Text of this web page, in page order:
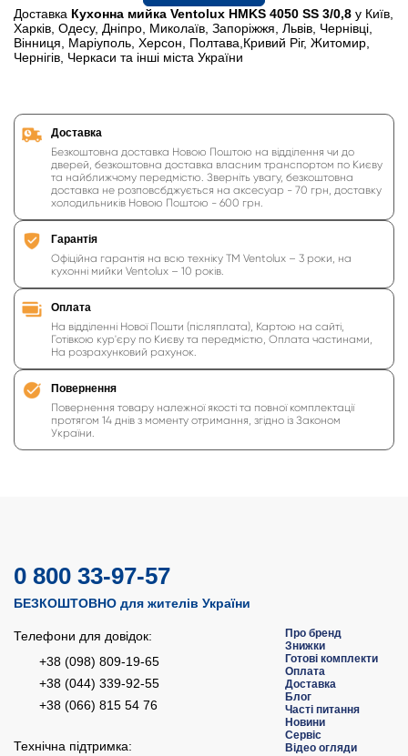
Доставка Кухонна мийка Ventolux HMKS 4050 SS 3/0,8 у Київ,
Харків, Одесу, Дніпро, Миколаїв, Запоріжжя, Львів, Чернівці,
Вінниця, Маріуполь, Херсон, Полтава,Кривий Ріг, Житомир,
Чернігів, Черкаси та інші міста України
Доставка
Безкоштовна доставка Новою Поштою на відділення чи до
дверей, безкоштовна доставка власним транспортом по Києву
та найближчому передмістю. Зверніть увагу, безкоштовна
доставка не розповсбджується на аксесуар - 70 грн, доставку
холодильників Новою Поштою - 600 грн.
Гарантія
Офіційна гарантія на всю техніку ТМ Ventolux – 3 роки, на
кухонні мийки Ventolux – 10 років.
Оплата
На відділенні Нової Пошти (післяплата), Картою на сайті,
Готівкою кур'єру по Києву та передмістю, Оплата частинами,
На розрахунковий рахунок.
Повернення
Повернення товару належної якості та повної комплектації
протягом 14 днів з моменту отримання, згідно із Законом
України.
0 800 33-97-57
БЕЗКОШТОВНО для жителів України
Телефони для довідок:
+38 (098) 809-19-65
+38 (044) 339-92-55
+38 (066) 815 54 76
Технічна підтримка:
Про бренд
Знижки
Готові комплекти
Оплата
Доставка
Блог
Часті питання
Новини
Сервіс
Відео огляди